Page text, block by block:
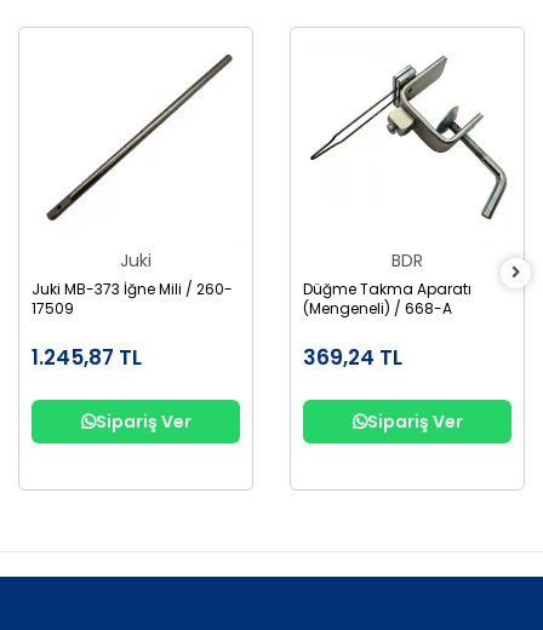
Juki
Juki MB-373 İğne Mili / 260-
17509
1.245,87 TL
Sipariş Ver
BDR
Düğme Takma Aparatı
(Mengeneli) / 668-A
369,24 TL
Sipariş Ver